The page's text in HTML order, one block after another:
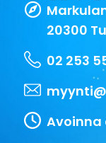
20300
02 253
Avoinna